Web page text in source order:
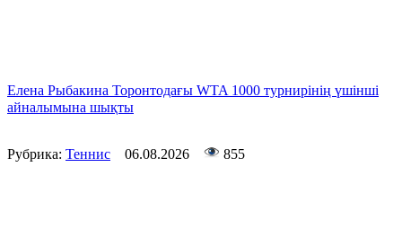
Елена Рыбакина Торонтодағы WTA 1000 турнирінің үшінші
айналымына шықты
Рубрика: Теннис 06.08.2026 855